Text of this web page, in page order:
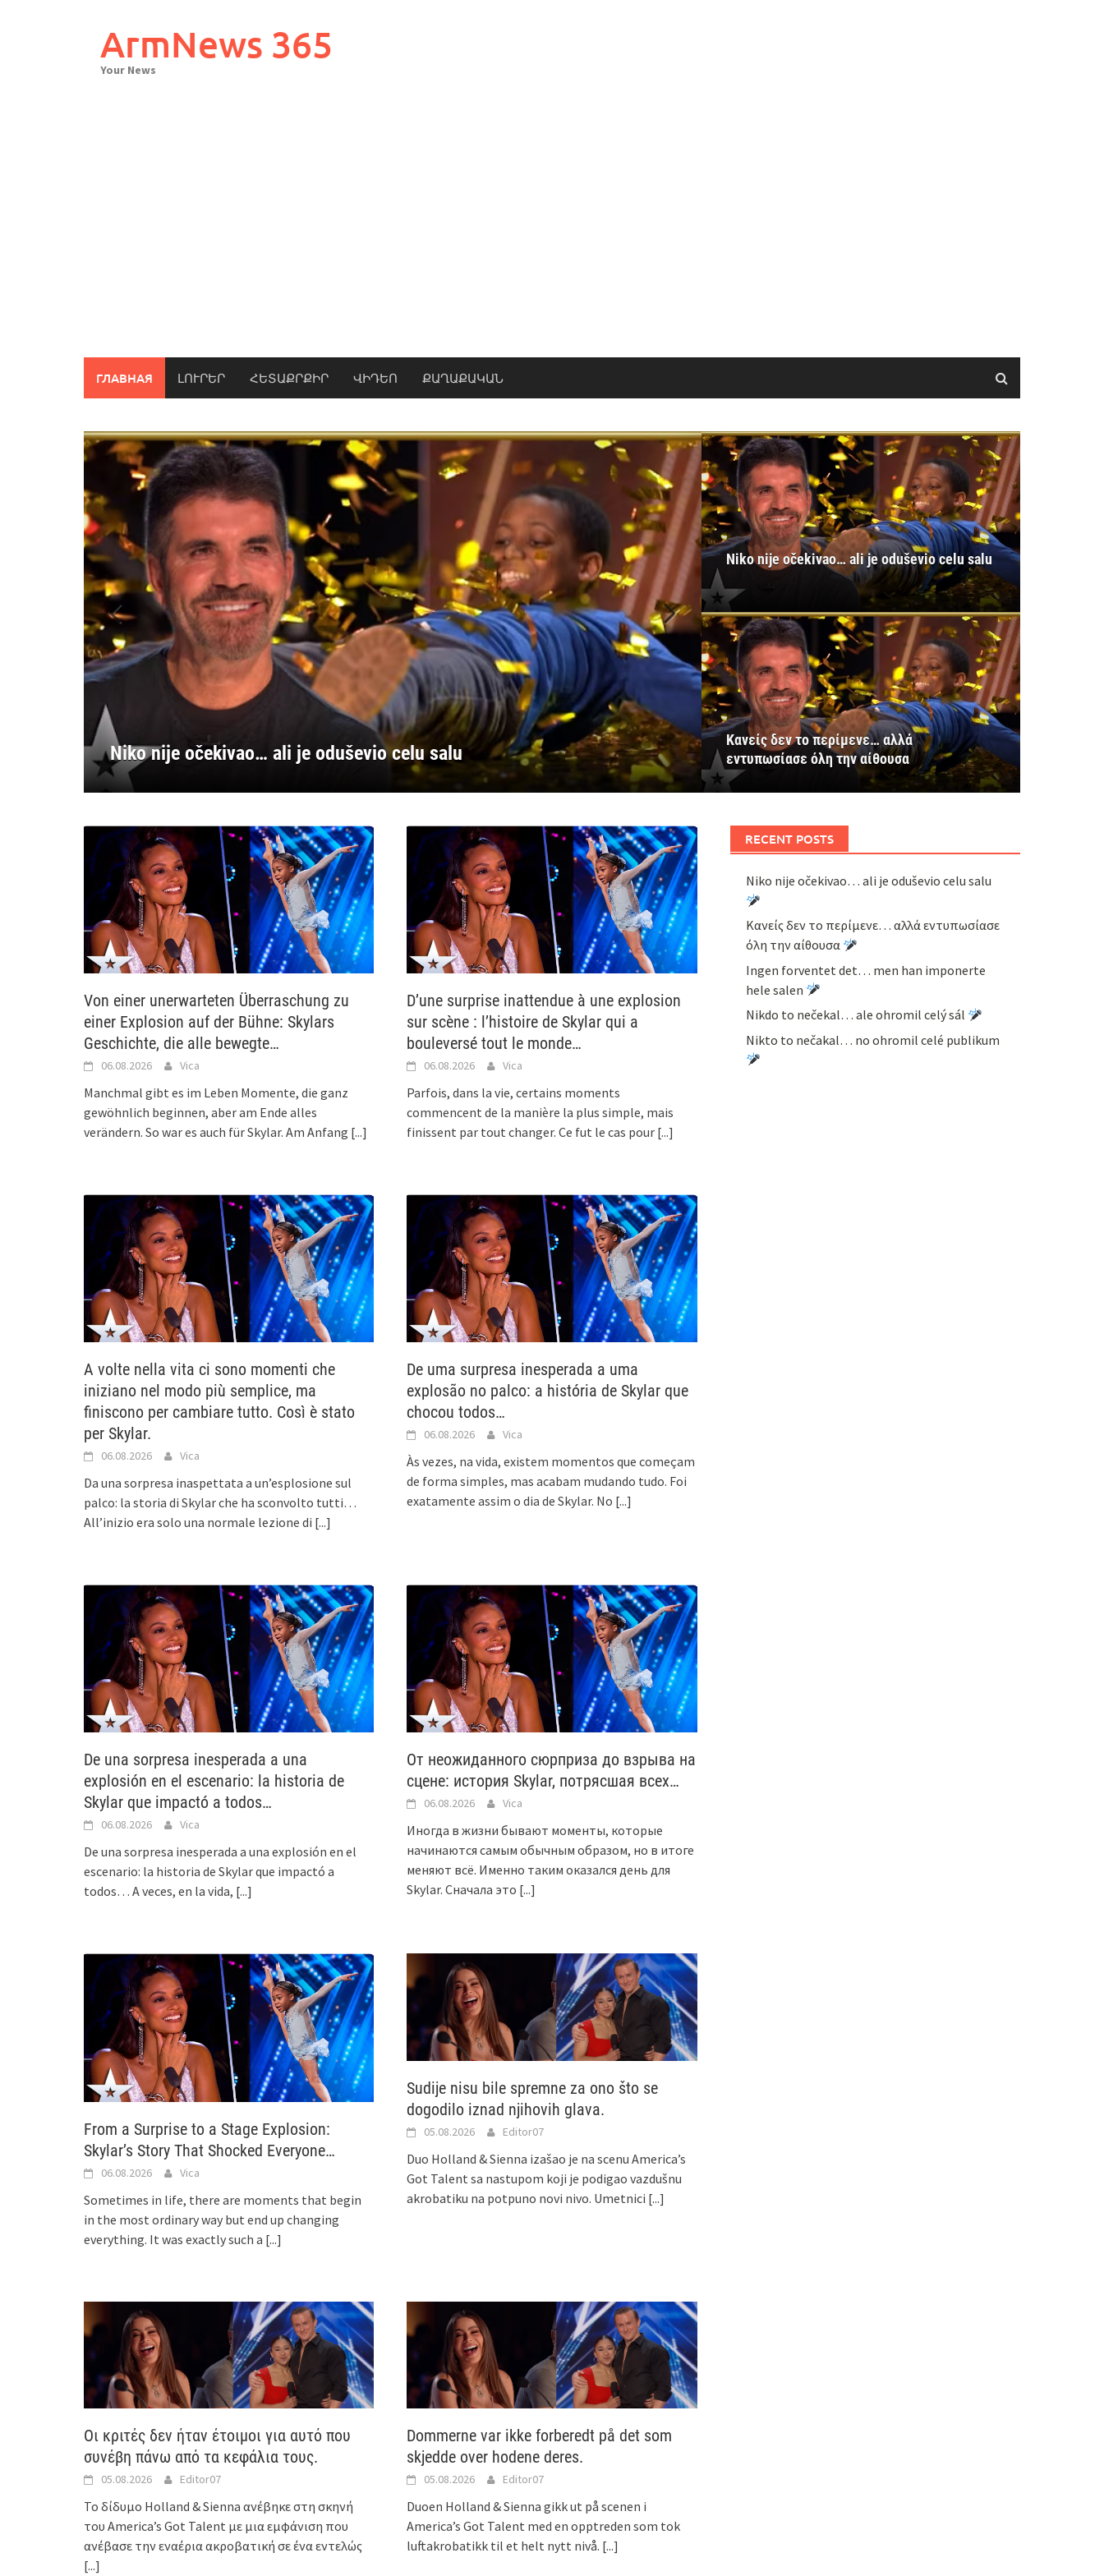
ArmNews 365
Your News
ГЛАВНАЯ ԼՈՒՐԵՐ ՀԵՏԱՔՐՔԻՐ ՎԻԴԵՈ ՔԱՂԱՔԱԿԱՆ
Niko nije očekivao… ali je oduševio celu salu
Κανείς δεν το περίμενε… αλλά εντυπωσίασε όλη την αίθουσα
Ingen forventet det… men han imponerte hele salen
Nikdo to nečekal… ale ohromil celý sál
Nikto to nečakal… no ohromil celé publikum
Previous Next
Niko nije očekivao… ali je oduševio celu salu
Κανείς δεν το περίμενε… αλλά
εντυπωσίασε όλη την αίθουσα
Von einer unerwarteten Überraschung zu
einer Explosion auf der Bühne: Skylars
Geschichte, die alle bewegte…
06.08.2026 Vica
Manchmal gibt es im Leben Momente, die ganz
gewöhnlich beginnen, aber am Ende alles
verändern. So war es auch für Skylar. Am Anfang [...]
D’une surprise inattendue à une explosion
sur scène : l’histoire de Skylar qui a
bouleversé tout le monde…
06.08.2026 Vica
Parfois, dans la vie, certains moments
commencent de la manière la plus simple, mais
finissent par tout changer. Ce fut le cas pour [...]
A volte nella vita ci sono momenti che
iniziano nel modo più semplice, ma
finiscono per cambiare tutto. Così è stato
per Skylar.
06.08.2026 Vica
Da una sorpresa inaspettata a un’esplosione sul
palco: la storia di Skylar che ha sconvolto tutti…
All’inizio era solo una normale lezione di [...]
De uma surpresa inesperada a uma
explosão no palco: a história de Skylar que
chocou todos…
06.08.2026 Vica
Às vezes, na vida, existem momentos que começam
de forma simples, mas acabam mudando tudo. Foi
exatamente assim o dia de Skylar. No [...]
De una sorpresa inesperada a una
explosión en el escenario: la historia de
Skylar que impactó a todos…
06.08.2026 Vica
De una sorpresa inesperada a una explosión en el
escenario: la historia de Skylar que impactó a
todos… A veces, en la vida, [...]
От неожиданного сюрприза до взрыва на
сцене: история Skylar, потрясшая всех…
06.08.2026 Vica
Иногда в жизни бывают моменты, которые
начинаются самым обычным образом, но в итоге
меняют всё. Именно таким оказался день для
Skylar. Сначала это [...]
From a Surprise to a Stage Explosion:
Skylar’s Story That Shocked Everyone…
06.08.2026 Vica
Sometimes in life, there are moments that begin
in the most ordinary way but end up changing
everything. It was exactly such a [...]
Sudije nisu bile spremne za ono što se
dogodilo iznad njihovih glava.
05.08.2026 Editor07
Duo Holland & Sienna izašao je na scenu America’s
Got Talent sa nastupom koji je podigao vazdušnu
akrobatiku na potpuno novi nivo. Umetnici [...]
Οι κριτές δεν ήταν έτοιμοι για αυτό που
συνέβη πάνω από τα κεφάλια τους.
05.08.2026 Editor07
Το δίδυμο Holland & Sienna ανέβηκε στη σκηνή
του America’s Got Talent με μια εμφάνιση που
ανέβασε την εναέρια ακροβατική σε ένα εντελώς
[...]
Dommerne var ikke forberedt på det som
skjedde over hodene deres.
05.08.2026 Editor07
Duoen Holland & Sienna gikk ut på scenen i
America’s Got Talent med en opptreden som tok
luftakrobatikk til et helt nytt nivå. [...]
RECENT POSTS
Niko nije očekivao… ali je oduševio celu salu
Κανείς δεν το περίμενε… αλλά εντυπωσίασε
όλη την αίθουσα
Ingen forventet det… men han imponerte
hele salen
Nikdo to nečekal… ale ohromil celý sál
Nikto to nečakal… no ohromil celé publikum